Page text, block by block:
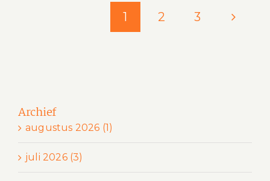
1 2 3
Archief
augustus 2026 (1)
juli 2026 (3)